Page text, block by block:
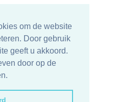
om de website
Door gebruik
geeft u akkoord.
door op de